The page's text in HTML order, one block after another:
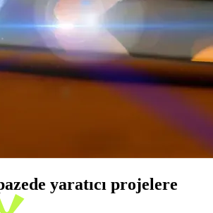
yaratıcı projelere